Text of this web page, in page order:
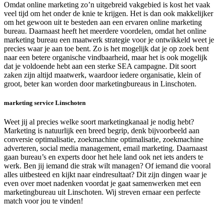
Omdat online marketing zo’n uitgebreid vakgebied is kost het vaak
veel tijd om het onder de knie te krijgen. Het is dan ook makkelijker
om het gewoon uit te besteden aan een ervaren online marketing
bureau. Daarnaast heeft het meerdere voordelen, omdat het online
marketing bureau een maatwerk strategie voor je ontwikkeld weet je
precies waar je aan toe bent. Zo is het mogelijk dat je op zoek bent
naar een betere organische vindbaarheid, maar het is ook mogelijk
dat je voldoende hebt aan een sterke SEA campagne. Dit soort
zaken zijn altijd maatwerk, waardoor iedere organisatie, klein of
groot, beter kan worden door marketingbureaus in Linschoten.
marketing service Linschoten
Weet jij al precies welke soort marketingkanaal je nodig hebt?
Marketing is natuurlijk een breed begrip, denk bijvoorbeeld aan
conversie optimalisatie, zoekmachine optimalisatie, zoekmachine
adverteren, social media management, email marketing. Daarnaast
gaan bureau’s en experts door het hele land ook net iets anders te
werk. Ben jij iemand die strak wilt managen? Of iemand die vooral
alles uitbesteed en kijkt naar eindresultaat? Dit zijn dingen waar je
even over moet nadenken voordat je gaat samenwerken met een
marketingbureau uit Linschoten. Wij streven ernaar een perfecte
match voor jou te vinden!